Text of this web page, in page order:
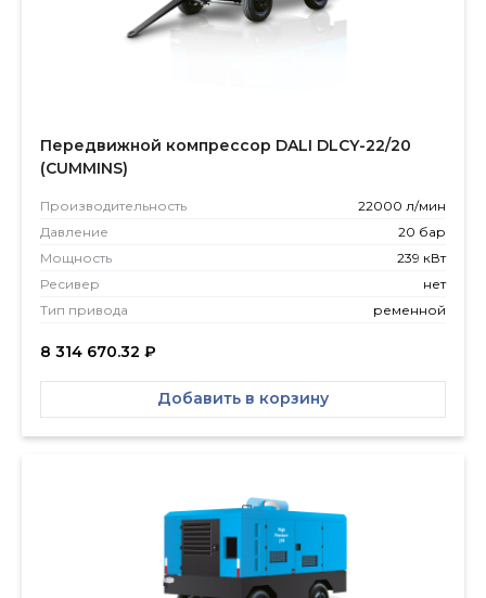
Передвижной компрессор DALI DLCY-22/20
(CUMMINS)
Производитель­ность
22000 л/мин
Давление
20 бар
Мощность
239 кВт
Ресивер
нет
Тип привода
ременной
8 314 670.32 ₽
Добавить в корзину